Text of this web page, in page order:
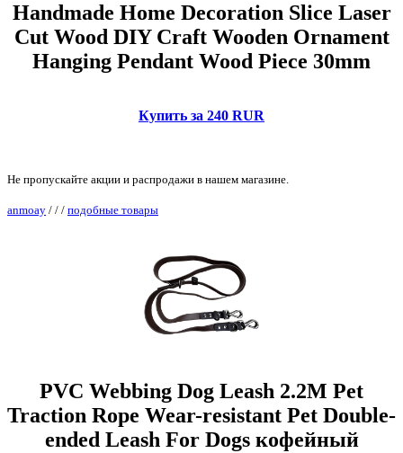
Handmade Home Decoration Slice Laser
Cut Wood DIY Craft Wooden Ornament
Hanging Pendant Wood Piece 30mm
Купить за 240 RUR
Не пропускайте акции и распродажи в нашем магазине.
anmoay / / / подобные товары
PVC Webbing Dog Leash 2.2M Pet
Traction Rope Wear-resistant Pet Double-
ended Leash For Dogs кофейный